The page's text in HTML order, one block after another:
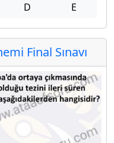
D E
Final Sınavı